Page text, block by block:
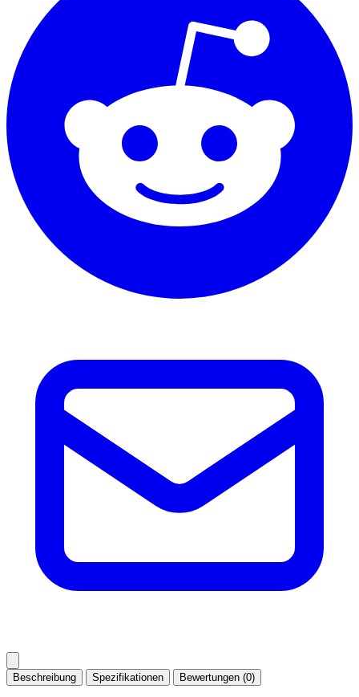
Beschreibung Spezifikationen Bewertungen (0)